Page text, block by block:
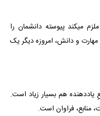
میکند پیوسته دانشمان را
و دانش، امروزه دیگر یک
یاددهنده هم بسیار زیاد است.
منابع، فراوان است.